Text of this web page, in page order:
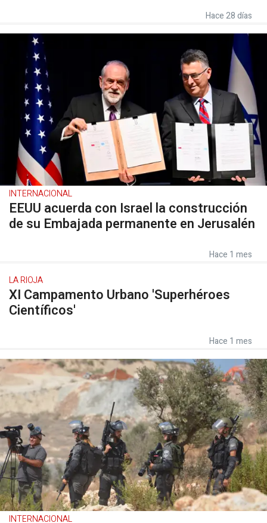
Hace 28 días
INTERNACIONAL
EEUU acuerda con Israel la construcción
de su Embajada permanente en Jerusalén
Hace 1 mes
LA RIOJA
XI Campamento Urbano 'Superhéroes
Científicos'
Hace 1 mes
INTERNACIONAL